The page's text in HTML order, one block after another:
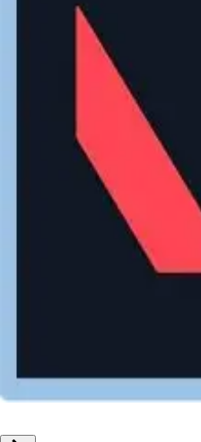
特戰英豪valorant 儲值